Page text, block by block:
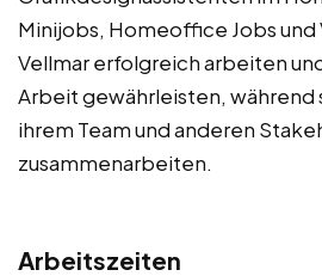
Minijobs, Homeoffice Jobs
Vellmar erfolgreich arbeiten
Arbeit gewährleisten,
ihrem Team und anderen
zusammenarbeiten.
Arbeitszeiten